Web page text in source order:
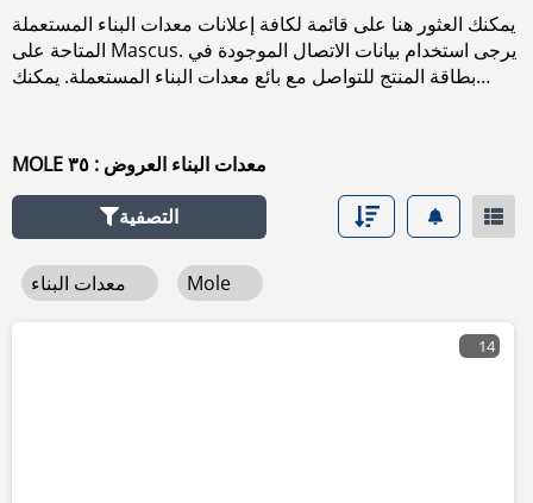
يمكنك العثور هنا على قائمة لكافة إعلانات معدات البناء المستعملة
المتاحة على Mascus. يرجى استخدام بيانات الاتصال الموجودة في
بطاقة المنتج للتواصل مع بائع معدات البناء المستعملة. يمكنك
MOLE معدات البناء العروض : ٣٥
التصفية
Mole
14